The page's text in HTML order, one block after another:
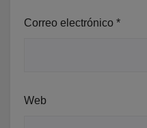
Correo electrónico *
Web